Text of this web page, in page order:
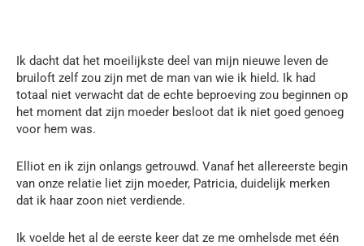
Ik dacht dat het moeilijkste deel van mijn nieuwe leven de
bruiloft zelf zou zijn met de man van wie ik hield. Ik had
totaal niet verwacht dat de echte beproeving zou beginnen op
het moment dat zijn moeder besloot dat ik niet goed genoeg
voor hem was.
Elliot en ik zijn onlangs getrouwd. Vanaf het allereerste begin
van onze relatie liet zijn moeder, Patricia, duidelijk merken
dat ik haar zoon niet verdiende.
Ik voelde het al de eerste keer dat ze me omhelsde met één